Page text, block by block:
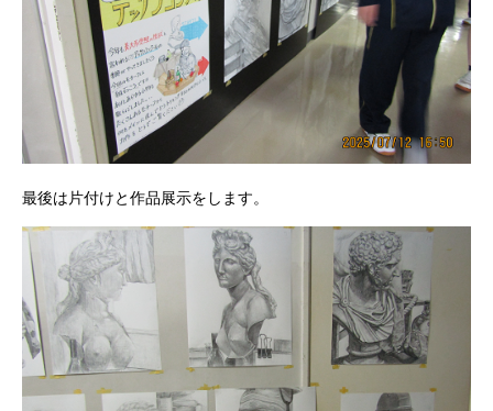
最後は片付けと作品展示をします。